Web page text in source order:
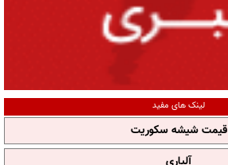
لینک های مفید
قیمت شیشه سکوریت
آلپاری